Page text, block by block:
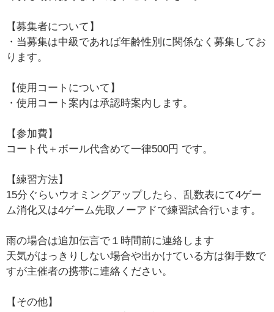
【募集者について】
・当募集は中級であれば年齢性別に関係なく募集してお
ります。
【使用コートについて】
・使用コート案内は承認時案内します。
【参加費】
コート代＋ボール代含めて一律500円 です。
【練習方法】
15分ぐらいウオミングアップしたら、乱数表にて4ゲー
ム消化又は4ゲーム先取ノーアドで練習試合行います。
雨の場合は追加伝言で１時間前に連絡します
天気がはっきりしない場合や出かけている方は御手数で
すが主催者の携帯に連絡ください。
【その他】